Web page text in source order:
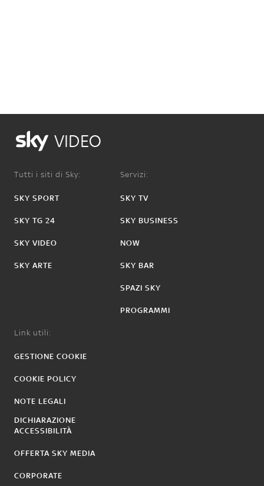
VIDEO
Tutti i siti di Sky:
SKY SPORT
SKY TG 24
SKY VIDEO
SKY ARTE
Servizi:
SKY TV
SKY BUSINESS
NOW
SKY BAR
SPAZI SKY
PROGRAMMI
Link utili:
GESTIONE COOKIE
COOKIE POLICY
NOTE LEGALI
DICHIARAZIONE
ACCESSIBILITÀ
OFFERTA SKY MEDIA
CORPORATE